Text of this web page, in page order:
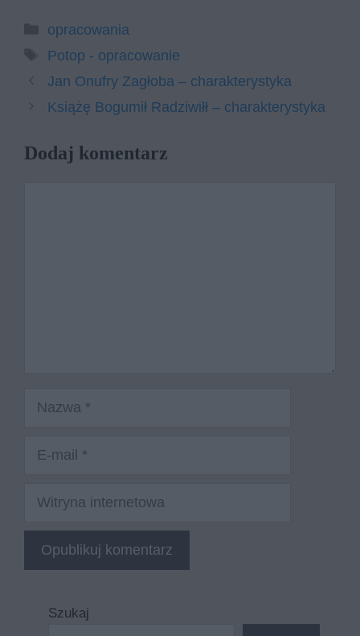
Kategorie
opracowania
Tagi
Potop - opracowanie
Jan Onufry Zagłoba – charakterystyka
Książę Bogumił Radziwiłł – charakterystyka
Dodaj komentarz
Nazwa
Witryna
Szukaj